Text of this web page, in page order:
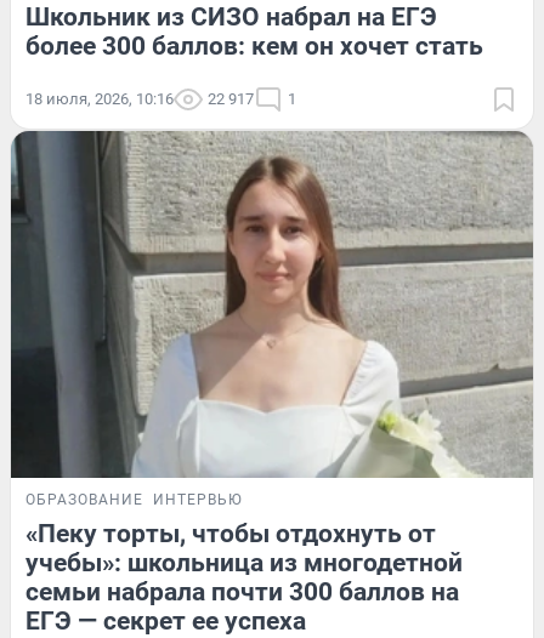
Школьник из СИЗО набрал на ЕГЭ
более 300 баллов: кем он хочет стать
18 июля, 2026, 10:16 22 917 1
ОБРАЗОВАНИЕ ИНТЕРВЬЮ
«Пеку торты, чтобы отдохнуть от
учебы»: школьница из многодетной
семьи набрала почти 300 баллов на
ЕГЭ — секрет ее успеха